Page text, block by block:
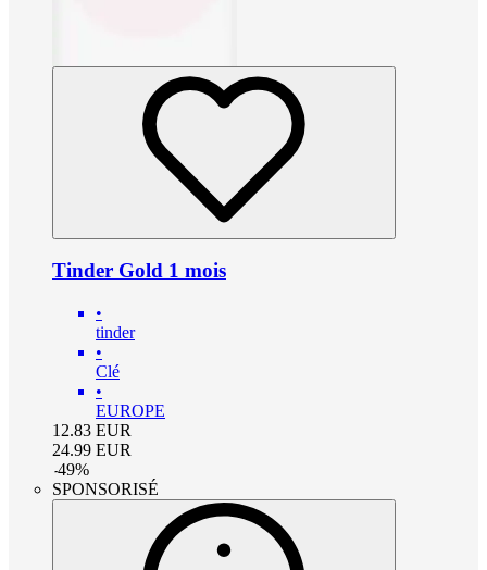
Tinder Gold 1 mois
•
tinder
•
Clé
•
EUROPE
12.83 EUR
24.99 EUR
-49%
SPONSORISÉ